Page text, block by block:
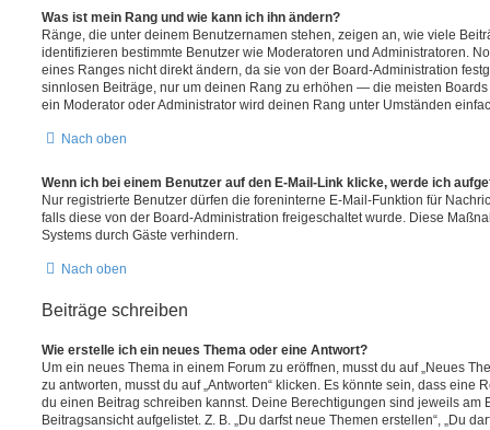
Was ist mein Rang und wie kann ich ihn ändern?
Ränge, die unter deinem Benutzernamen stehen, zeigen an, wie viele
identifizieren bestimmte Benutzer wie Moderatoren und Administratoren.
eines Ranges nicht direkt ändern, da sie von der Board-Administration
sinnlosen Beiträge, nur um deinen Rang zu erhöhen — die meisten
ein Moderator oder Administrator wird deinen Rang unter Umständen
Nach oben
Wenn ich bei einem Benutzer auf den E-Mail-Link klicke, werde ich
Nur registrierte Benutzer dürfen die foreninterne E-Mail-Funktion für
falls diese von der Board-Administration freigeschaltet wurde. Diese
Systems durch Gäste verhindern.
Nach oben
Beiträge schreiben
Wie erstelle ich ein neues Thema oder eine Antwort?
Um ein neues Thema in einem Forum zu eröffnen, musst du auf „Neues
zu antworten, musst du auf „Antworten“ klicken. Es könnte sein, dass eine
du einen Beitrag schreiben kannst. Deine Berechtigungen sind jeweils am
Beitragsansicht aufgelistet. Z. B. „Du darfst neue Themen erstellen“, „Du